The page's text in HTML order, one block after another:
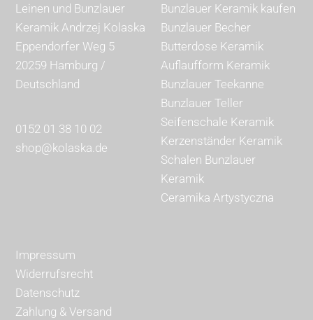
Leinen und Bunzlauer
Keramik Andrzej Kolaska
Eppendorfer Weg 5
20259 Hamburg /
Deutschland
0152 01 38 10 02
shop@kolaska.de
Bunzlauer Keramik kaufen
Bunzlauer Becher
Butterdose Keramik
Auflaufform Keramik
Bunzlauer Teekanne
Bunzlauer Teller
Seifenschale Keramik
Kerzenständer Keramik
Schalen Bunzlauer
Keramik
Ceramika Artystyczna
Impressum
Widerrufsrecht
Datenschutz
Zahlung & Versand